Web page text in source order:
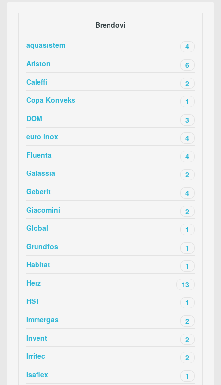
Brendovi
aquasistem
4
Ariston
6
Caleffi
2
Copa Konveks
1
DOM
3
euro inox
4
Fluenta
4
Galassia
2
Geberit
4
Giacomini
2
Global
1
Grundfos
1
Habitat
1
Herz
13
HST
1
Immergas
2
Invent
2
Irritec
2
Isaflex
1